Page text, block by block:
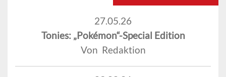
27.05.26
Tonies: „Pokémon“-Special Edition
Von Redaktion